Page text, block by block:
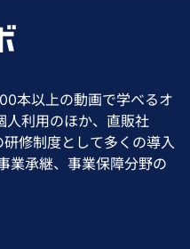
本以上の動画で学べるオ
人利用のほか、直販社
修制度として多くの導入
業承継、事業保障分野の